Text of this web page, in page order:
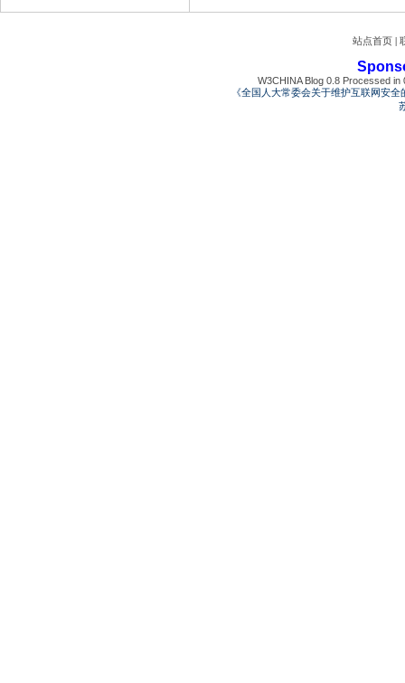
站点首页 |
W3CHINA Blog 0.8 Processed
《全国人大常委会关于维护互联网安全